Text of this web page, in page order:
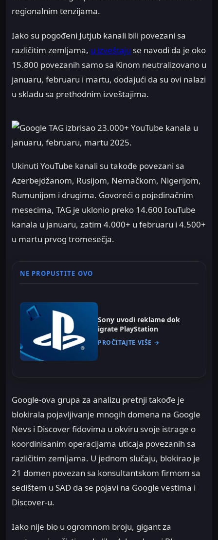
regionalnim tenzijama.
Iako su pogođeni Jutjub kanali bili povezani sa
različitim zemljama, u izveštaju se navodi da je oko
15.800 povezanih samo sa Kinom neutralizovano u
januaru, februaru i martu, dodajući da su ovi nalazi
u skladu sa prethodnim izveštajima.
Ukinuti YouTube kanali su takođe povezani sa
Azerbejdžanom, Rusijom, Nemačkom, Nigerijom,
Rumunijom i drugima. Govoreći o pojedinačnim
mesecima, TAG je uklonio preko 14.600 IouTube
kanala u januaru, zatim 4.000+ u februaru i 4.500+
u martu prvog tromesečja.
NE PROPUSTITE OVO
Sony uvodi reklame dok
igrate PlayStation
PROČITAJTE VIŠE →
Google-ova grupa za analizu pretnji takođe je
blokirala pojavljivanje mnogih domena na Google
Nevs i Discover fidovima u okviru svoje istrage o
koordinisanim operacijama uticaja povezanih sa
različitim zemljama. U jednom slučaju, blokirao je
21 domen povezan sa konsultantskom firmom sa
sedištem u SAD da se pojavi na Google vestima i
Discover-u.
Iako nije bio u ogromnom broju, gigant za